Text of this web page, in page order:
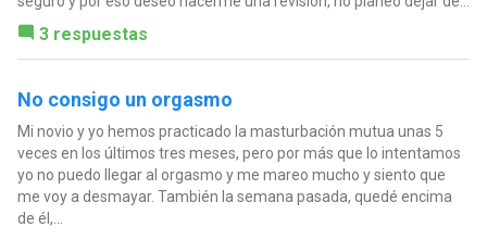
3 respuestas
No consigo un orgasmo
Mi novio y yo hemos practicado la masturbación mutua unas 5
veces en los últimos tres meses, pero por más que lo intentamos
yo no puedo llegar al orgasmo y me mareo mucho y siento que
me voy a desmayar. También la semana pasada, quedé encima
de él,...